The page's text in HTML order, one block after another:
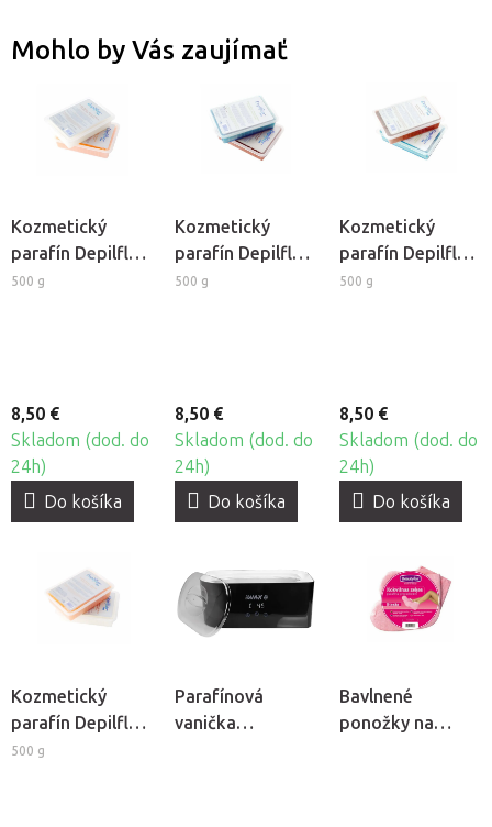
Mohlo by Vás zaujímať
Kozmetický
parafín Depilflax
- Bambucké
500 g
8,50 €
Skladom (dod. do
24h)
Do košíka
Kozmetický
parafín Depilflax
- Mäta
500 g
8,50 €
Skladom (dod. do
24h)
Do košíka
Kozmetický
parafín Depilflax
- Čokoláda
500 g
8,50 €
Skladom (dod. do
24h)
Do košíka
Kozmetický
parafín Depilflax
- Pomaranč -
500 g
Parafínová
vanička
Bavlnené
ponožky na